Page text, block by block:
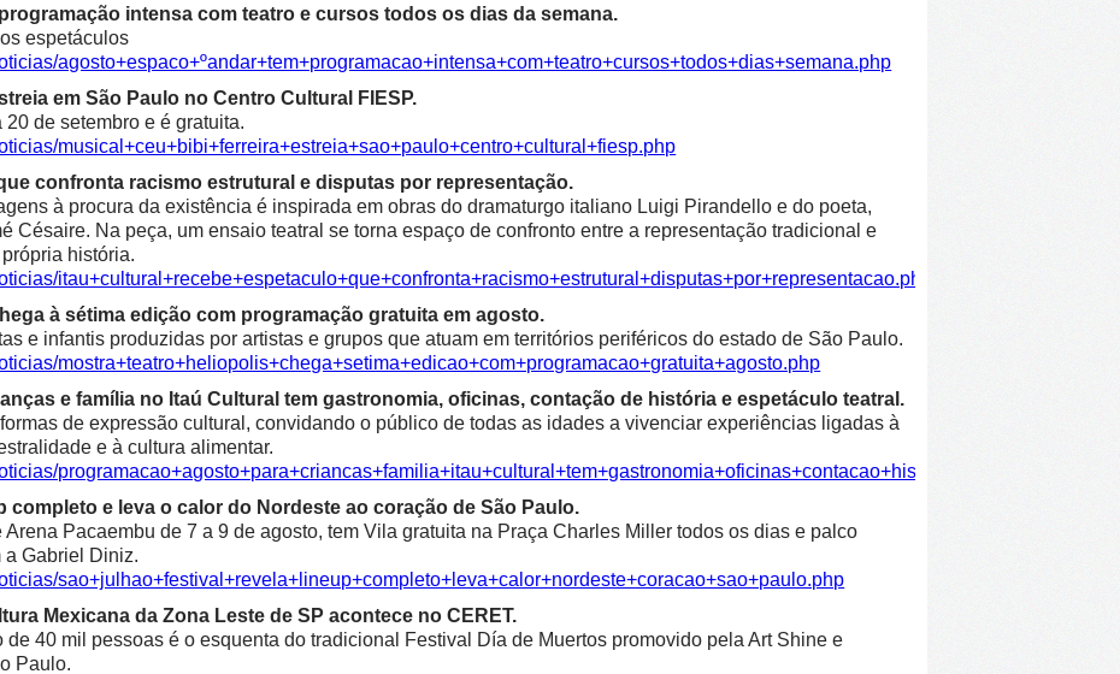
intensa com teatro e cursos todos os dias da semana.
espetáculos
agosto+espaco+ºandar+tem+programacao+intensa+com+teatro+cursos+todos+dias+semana.php
em São Paulo no Centro Cultural FIESP.
de setembro e é gratuita.
musical+ceu+bibi+ferreira+estreia+sao+paulo+centro+cultural+fiesp.php
confronta racismo estrutural e disputas por representação.
à procura da existência é inspirada em obras do dramaturgo italiano Luigi Pirandello e do poeta,
Césaire. Na peça, um ensaio teatral se torna espaço de confronto entre a representação tradicional e
história.
itau+cultural+recebe+espetaculo+que+confronta+racismo+estrutural+disputas+por+representacao.php
à sétima edição com programação gratuita em agosto.
e infantis produzidas por artistas e grupos que atuam em territórios periféricos do estado de São Paulo.
mostra+teatro+heliopolis+chega+setima+edicao+com+programacao+gratuita+agosto.php
e família no Itaú Cultural tem gastronomia, oficinas, contação de história e espetáculo teatral.
de expressão cultural, convidando o público de todas as idades a vivenciar experiências ligadas à
e à cultura alimentar.
completo e leva o calor do Nordeste ao coração de São Paulo.
Pacaembu de 7 a 9 de agosto, tem Vila gratuita na Praça Charles Miller todos os dias e palco
Gabriel Diniz.
sao+julhao+festival+revela+lineup+completo+leva+calor+nordeste+coracao+sao+paulo.php
Mexicana da Zona Leste de SP acontece no CERET.
40 mil pessoas é o esquenta do tradicional Festival Día de Muertos promovido pela Art Shine e
Paulo.